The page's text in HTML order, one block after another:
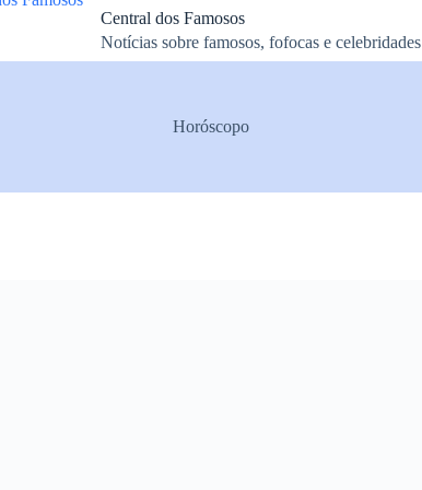
Central dos Famosos
Notícias sobre famosos, fofocas e celebridades
Horóscopo